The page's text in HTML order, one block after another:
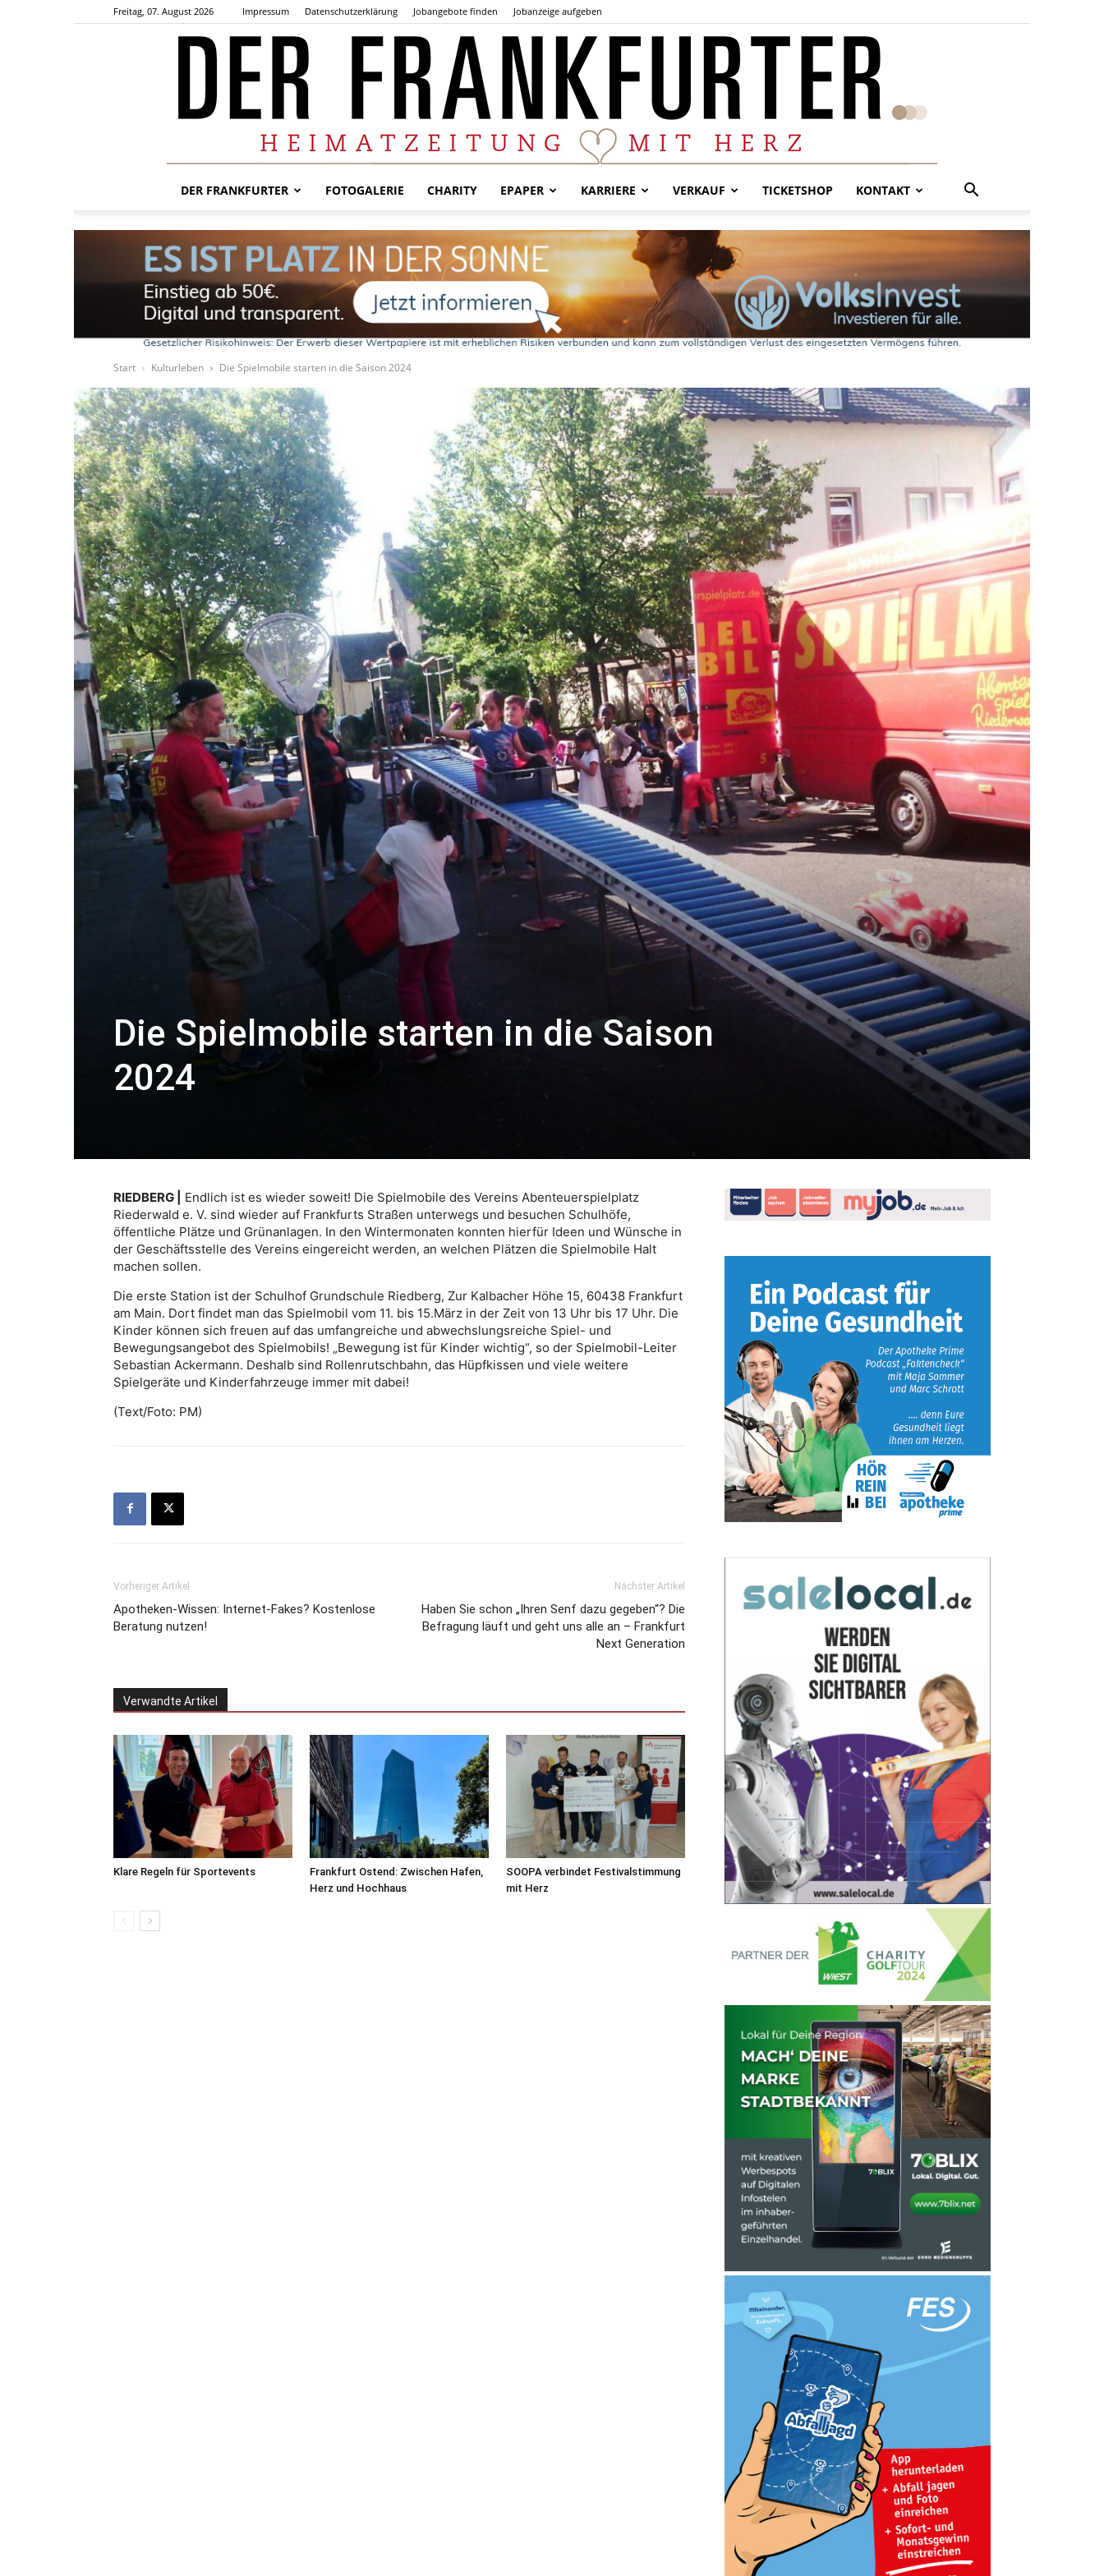
Freitag, 07. August 2026 Impressum Datenschutzerklärung Jobangebote finden Jobanzeige aufgeben
Frankfurter
DER FRANKFURTER FOTOGALERIE CHARITY EPAPER KARRIERE VERKAUF TICKETSHOP KONTAKT
Start Kulturleben Die Spielmobile starten in die Saison 2024
Die Spielmobile starten in die Saison
2024
RIEDBERG |
Endlich ist es wieder soweit! Die Spielmobile des Vereins Abenteuerspielplatz
Riederwald e. V. sind wieder auf Frankfurts Straßen unterwegs und besuchen Schulhöfe,
öffentliche Plätze und Grünanlagen. In den Wintermonaten konnten hierfür Ideen und Wünsche in
der Geschäftsstelle des Vereins eingereicht werden, an welchen Plätzen die Spielmobile Halt
machen sollen.
Die erste Station ist der Schulhof Grundschule Riedberg, Zur Kalbacher Höhe 15, 60438 Frankfurt
am Main. Dort findet man das Spielmobil vom 11. bis 15.März in der Zeit von 13 Uhr bis 17 Uhr. Die
Kinder können sich freuen auf das umfangreiche und abwechslungsreiche Spiel- und
Bewegungsangebot des Spielmobils! „Bewegung ist für Kinder wichtig“, so der Spielmobil-Leiter
Sebastian Ackermann. Deshalb sind Rollenrutschbahn, das Hüpfkissen und viele weitere
Spielgeräte und Kinderfahrzeuge immer mit dabei!
(Text/Foto: PM)
Vorheriger Artikel
Apotheken-Wissen: Internet-Fakes? Kostenlose
Beratung nutzen!
Nächster Artikel
Haben Sie schon „Ihren Senf dazu gegeben“? Die
Befragung läuft und geht uns alle an – Frankfurt
Next Generation
Verwandte Artikel
Klare Regeln für Sportevents
Frankfurt Ostend: Zwischen Hafen,
Herz und Hochhaus
SOOPA verbindet Festivalstimmung
mit Herz